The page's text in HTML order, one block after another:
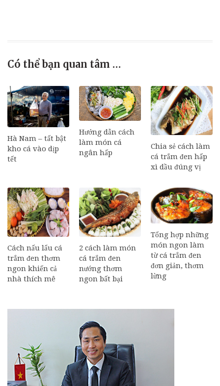
Có thể bạn quan tâm …
Hà Nam – tất bật
kho cá vào dịp
tết
Hướng dẫn cách
làm món cá
ngân hấp
Chia sẻ cách làm
cá trắm đen hấp
xì dầu đúng vị
Cách nấu lẩu cá
trắm đen thơm
ngon khiến cả
nhà thích mê
2 cách làm món
cá trắm đen
nướng thơm
ngon bất bại
Tổng hợp những
món ngon làm
từ cá trắm đen
đơn giản, thơm
lừng